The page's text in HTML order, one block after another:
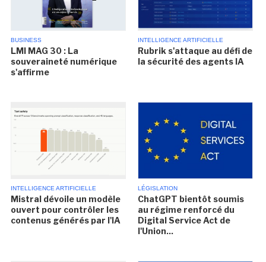
BUSINESS
LMI MAG 30 : La
souveraineté numérique
s'affirme
INTELLIGENCE ARTIFICIELLE
Rubrik s'attaque au défi de
la sécurité des agents IA
INTELLIGENCE ARTIFICIELLE
Mistral dévoile un modèle
ouvert pour contrôler les
contenus générés par l'IA
LÉGISLATION
ChatGPT bientôt soumis
au régime renforcé du
Digital Service Act de
l'Union...